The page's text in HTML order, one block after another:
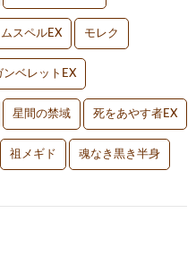
ムスペルEX モレク
ンベレットEX
星間の禁域 死をあやす者EX
祖メギド 魂なき黒き半身